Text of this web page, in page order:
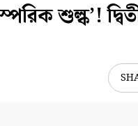
শুল্ক’!